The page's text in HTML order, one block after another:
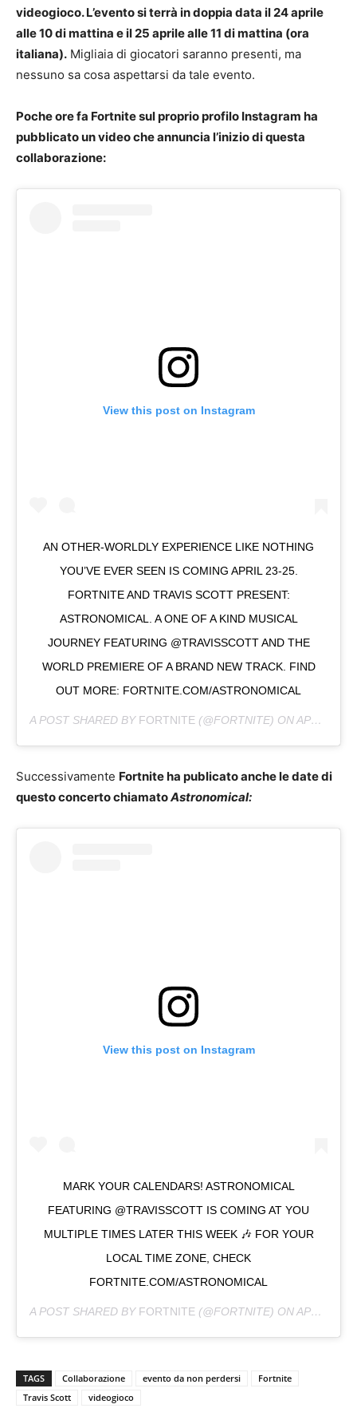
videogioco. L’evento si terrà in doppia data il 24 aprile
alle 10 di mattina e il 25 aprile alle 11 di mattina (ora
italiana). Migliaia di giocatori saranno presenti, ma
nessuno sa cosa aspettarsi da tale evento.
Poche ore fa Fortnite sul proprio profilo Instagram ha
pubblicato un video che annuncia l’inizio di questa
collaborazione:
View this post on Instagram
AN OTHER-WORLDLY EXPERIENCE LIKE NOTHING
YOU’VE EVER SEEN IS COMING APRIL 23-25.
FORTNITE AND TRAVIS SCOTT PRESENT:
ASTRONOMICAL. A ONE OF A KIND MUSICAL
JOURNEY FEATURING @TRAVISSCOTT AND THE
WORLD PREMIERE OF A BRAND NEW TRACK. FIND
OUT MORE: FORTNITE.COM/ASTRONOMICAL
A POST SHARED BY FORTNITE (@FORTNITE) ONAPR 20, 2020 AT 9:00AM PDT
Successivamente Fortnite ha publicato anche le date di
questo concerto chiamatoAstronomical:
View this post on Instagram
MARK YOUR CALENDARS! ASTRONOMICAL
FEATURING @TRAVISSCOTT IS COMING AT YOU
MULTIPLE TIMES LATER THIS WEEK 🎶 FOR YOUR
LOCAL TIME ZONE, CHECK
FORTNITE.COM/ASTRONOMICAL
A POST SHARED BY FORTNITE (@FORTNITE) ONAPR 20, 2020 AT 11:00AM PDT
TAGS Collaborazione evento da non perdersi
Fortnite
Travis Scott
videogioco